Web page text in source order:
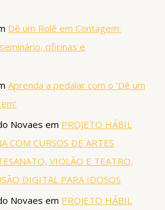
Dê um Rolê em Contagem:
oficinas e
Aprenda a pedalar com o ‘Dê um
Novaes em PROJETO HÁBIL
COM CURSOS DE ARTES
VIOLÃO E TEATRO,
DIGITAL PARA IDOSOS
Novaes em PROJETO HÁBIL